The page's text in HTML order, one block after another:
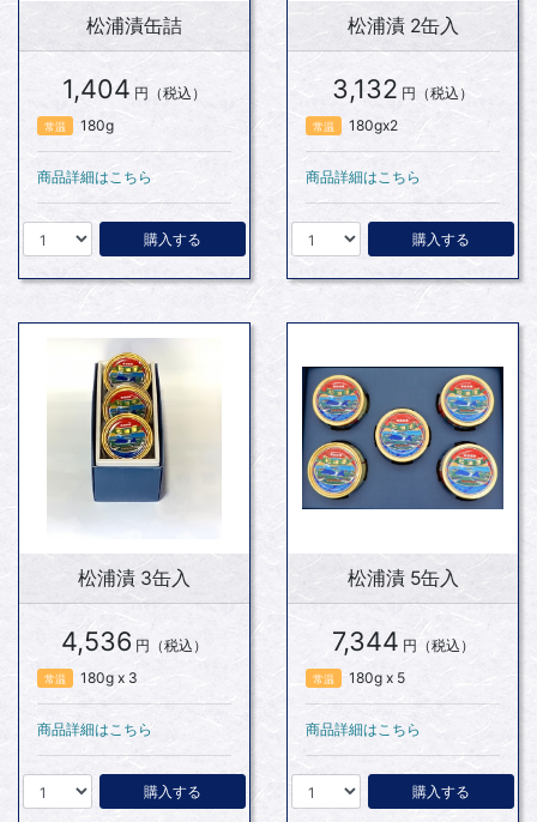
松浦漬缶詰
1,404 円（税込）
常温 180g
商品詳細はこちら
購入する
松浦漬 2缶入
3,132 円（税込）
常温 180gx2
商品詳細はこちら
購入する
松浦漬 3缶入
4,536 円（税込）
常温 180g x 3
商品詳細はこちら
購入する
松浦漬 5缶入
7,344 円（税込）
常温 180g x 5
商品詳細はこちら
購入する